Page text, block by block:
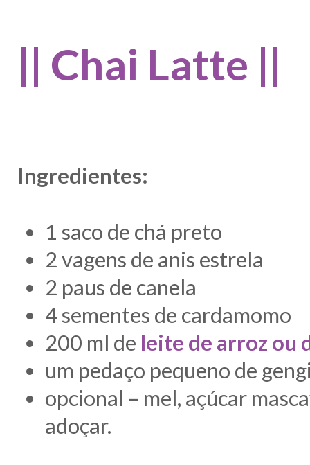
|| Chai Latte ||
Ingredientes:
1 saco de chá preto
2 vagens de anis estrela
2 paus de canela
4 sementes de cardamomo
200 ml de leite de arroz ou
um pedaço pequeno de
opcional – mel, açúcar
adoçar.